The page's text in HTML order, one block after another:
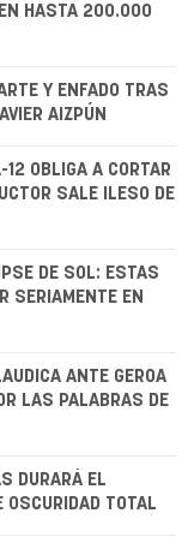
EN HASTA 200.000
Y ENFADO TRAS
AIZPÚN
12 OBLIGA A CORTAR
SALE ILESO DE
DE SOL: ESTAS
SERIAMENTE EN
ANTE GEROA
LAS PALABRAS DE
DURARÁ EL
OSCURIDAD TOTAL